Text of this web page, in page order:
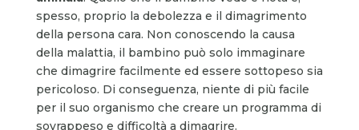
spesso, proprio la debolezza e il dimagrimento
della persona cara. Non conoscendo la causa
della malattia, il bambino può solo immaginare
che dimagrire facilmente ed essere sottopeso sia
pericoloso. Di conseguenza, niente di più facile
per il suo organismo che creare un programma di
sovrappeso e difficoltà a dimagrire.